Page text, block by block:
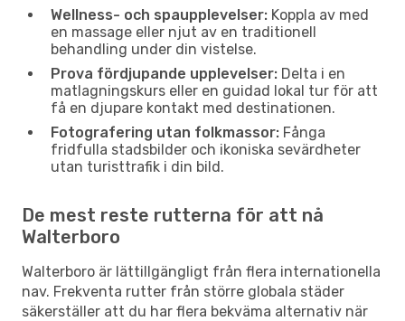
Wellness- och spaupplevelser: Koppla av med
en massage eller njut av en traditionell
behandling under din vistelse.
Prova fördjupande upplevelser: Delta i en
matlagningskurs eller en guidad lokal tur för att
få en djupare kontakt med destinationen.
Fotografering utan folkmassor: Fånga
fridfulla stadsbilder och ikoniska sevärdheter
utan turisttrafik i din bild.
De mest reste rutterna för att nå
Walterboro
Walterboro är lättillgängligt från flera internationella
nav. Frekventa rutter från större globala städer
säkerställer att du har flera bekväma alternativ när